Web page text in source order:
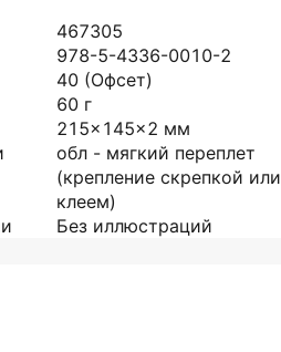
467305
978-5-4336-0010-2
40 (Офсет)
60 г
215x145x2 мм
обл - мягкий переплет
(крепление скрепкой или
клеем)
Без иллюстраций